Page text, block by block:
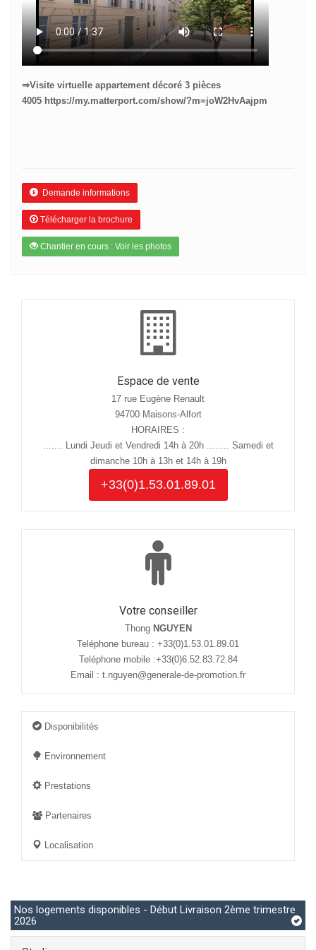
⇒Visite virtuelle appartement décoré 3 pièces
4005 https://my.matterport.com/show/?m=joW2HvAajpm
Demande informations
Télécharger la brochure
Chantier en cours : Voir les photos
Espace de vente
17 rue Eugène Renault
94700 Maisons-Alfort
HORAIRES :
....... Lundi Jeudi et Vendredi 14h à 20h ........ Samedi et
dimanche 10h à 13h et 14h à 19h
+33(0)1.53.01.89.01
Votre conseiller
ThongNGUYEN
Teléphone bureau : +33(0)1.53.01.89.01
Teléphone mobile :+33(0)6.52.83.72.84
Email : t.nguyen@generale-de-promotion.fr
Disponibilités
Environnement
Prestations
Partenaires
Localisation
Nos logements disponibles - Début Livraison 2ème trimestre
2026